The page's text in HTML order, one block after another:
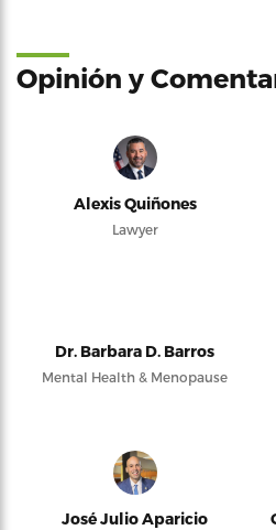
Opinión y
Alexis Quiñones
Lawyer
Dr. Barbara D. Barros
Mental Health & Menopause
José Julio Aparicio